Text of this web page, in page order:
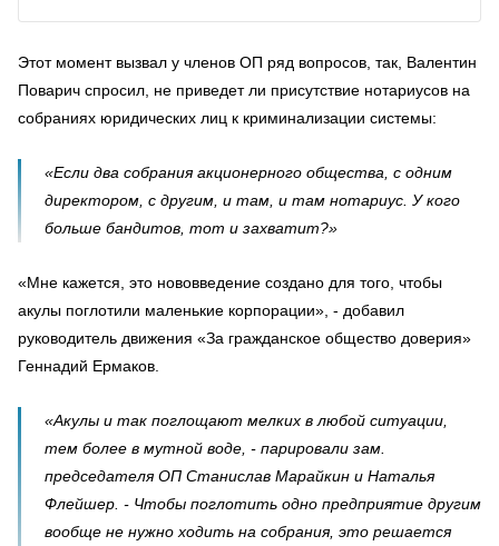
Этот момент вызвал у членов ОП ряд вопросов, так, Валентин
Поварич спросил, не приведет ли присутствие нотариусов на
собраниях юридических лиц к криминализации системы:
«Если два собрания акционерного общества, с одним
директором, с другим, и там, и там нотариус. У кого
больше бандитов, тот и захватит?»
«Мне кажется, это нововведение создано для того, чтобы
акулы поглотили маленькие корпорации», - добавил
руководитель движения «За гражданское общество доверия»
Геннадий Ермаков.
«Акулы и так поглощают мелких в любой ситуации,
тем более в мутной воде, - парировали зам.
председателя ОП Станислав Марайкин и Наталья
Флейшер. - Чтобы поглотить одно предприятие другим
вообще не нужно ходить на собрания, это решается